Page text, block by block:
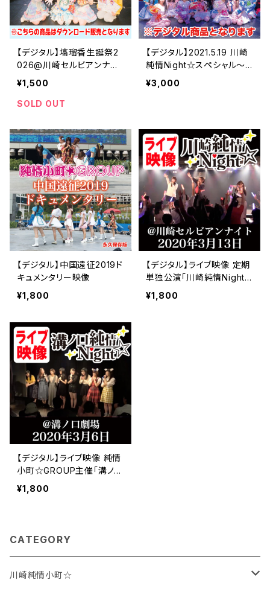
【デジタル】塙瑠香生誕祭2
026@川崎セルビアンナイ
ト
¥1,500
SOLD OUT
【デジタル】2021.5.19 川崎
純情Night☆スペシャル〜
現体制ラストライブ〜
¥3,000
【デジタル】中国遠征2019ド
キュメンタリー映像
¥1,800
【デジタル】ライブ映像 定期
単独公演「川崎純情Night
☆」3月13日開催
¥1,800
【デジタル】ライブ映像 純情
小町☆GROUP主催「溝ノ口
純情Night☆」3月6日開催
¥1,800
CATEGORY
川崎純情小町☆